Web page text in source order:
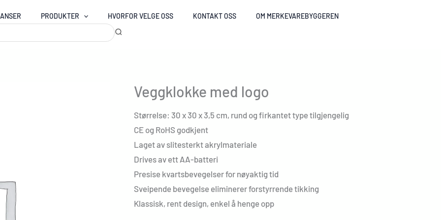
PRODUKTER HVORFOR VELGE OSS KONTAKT OSS OM MERKEVAREBYGGEREN
Veggklokke med logo
Størrelse: 30 x 30 x 3,5 cm, rund og firkantet type tilgjengelig
CE og RoHS godkjent
Laget av slitesterkt akrylmateriale
Drives av ett AA-batteri
Presise kvartsbevegelser for nøyaktig tid
Sveipende bevegelse eliminerer forstyrrende tikking
Klassisk, rent design, enkel å henge opp